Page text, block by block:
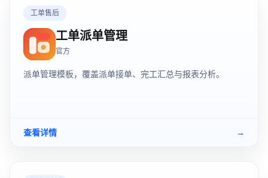
工单售后
工单派单管理
官方
派单管理模板，覆盖派单接单、完工汇总与报表分析。
查看详情 →